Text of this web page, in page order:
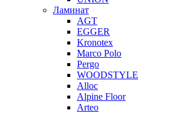
Ламинат
AGT
EGGER
Kronotex
Marco Polo
Pergo
WOODSTYLE
Alloc
Alpine Floor
Arteo